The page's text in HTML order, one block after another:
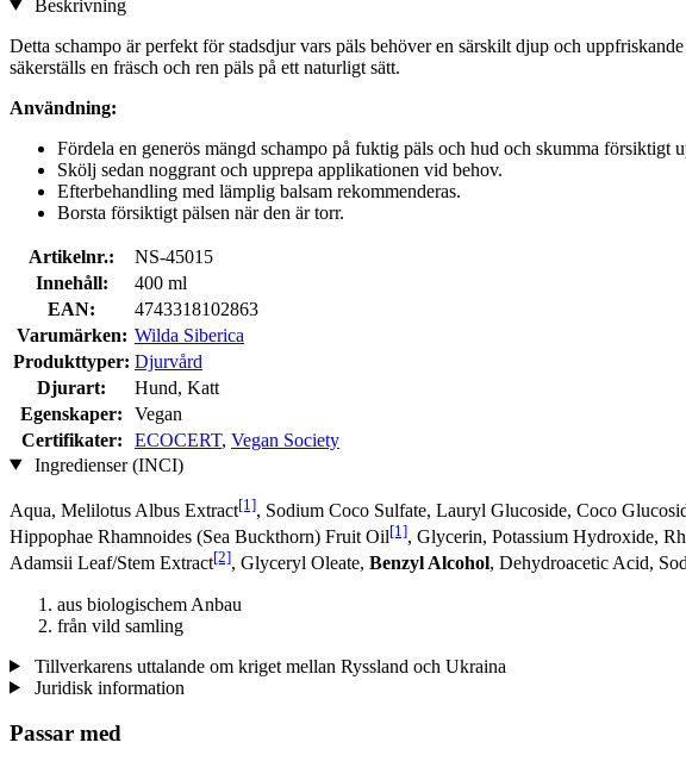
Beskrivning
Detta schampo är perfekt för stadsdjur vars päls behöver en särskilt djup och
säkerställs en fräsch och ren päls på ett naturligt sätt.
Användning:
Fördela en generös mängd schampo på fuktig päls och hud och skumma försiktigt
Skölj sedan noggrant och upprepa applikationen vid behov.
Efterbehandling med lämplig balsam rekommenderas.
Borsta försiktigt pälsen när den är torr.
Artikelnr.:
NS-45015
Innehåll:
400 ml
EAN:
4743318102863
Varumärken: Wilda Siberica
Produkttyper: Djurvård
Djurart:
Hund, Katt
Egenskaper:
Vegan
Certifikater:
ECOCERT, Vegan Society
Ingredienser (INCI)
Aqua, Melilotus Albus Extract[1], Sodium Coco­ Sulfate, Lauryl Glucoside, Coco
Hippophae Rhamnoides (Sea Buckthorn) Fruit Oil[1], Glycerin, Potassium Hydroxide,
Adamsii Leaf/Stem Extract[2], Glyceryl Oleate, Benzyl Alcohol, Dehydroacetic Acid,
aus biologischem Anbau
från vild samling
Tillverkarens uttalande om kriget mellan Ryssland och Ukraina
Juridisk information
Passar med